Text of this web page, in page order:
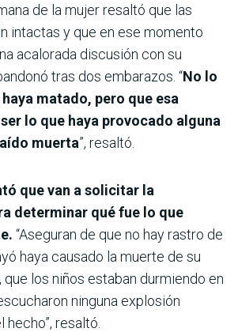
de la mujer resaltó que las
intactas y que en ese momento
acalorada discusión con su
tras dos embarazos. “No lo
matado, pero que esa
lo que haya provocado alguna
muerta”, resaltó.
que van a solicitar la
determinar qué fue lo que
“Aseguran de que no hay rastro de
haya causado la muerte de su
que los niños estaban durmiendo en
ninguna explosión
resaltó.